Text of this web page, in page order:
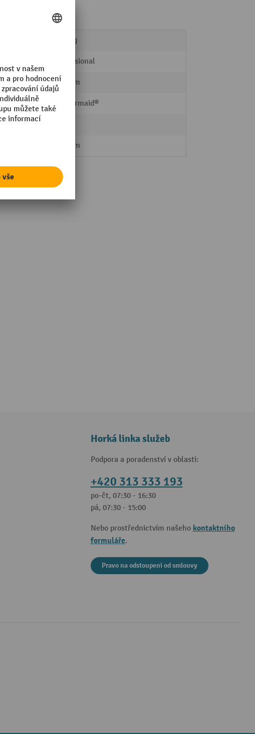
9,61 kg
Professional
927 mm
Rubbermaid®
399 mm
Horká linka služeb
Podpora a poradenství v oblasti:
+420 313 333 193
po-čt, 07:30 - 16:30
pá, 07:30 - 15:00
Nebo prostřednictvím našeho kontaktního
formuláře.
Pravo na odstoupeni od smlouvy